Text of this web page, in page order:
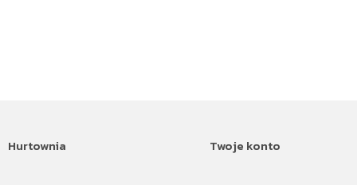
Hurtownia Twoje konto